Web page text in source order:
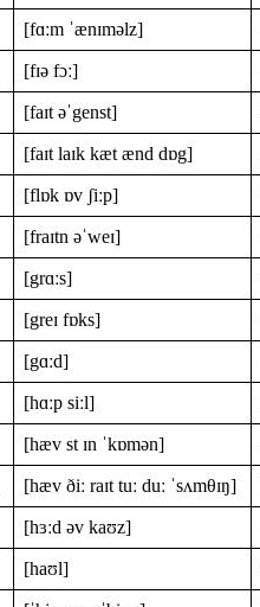
[fɑːm ˈænɪməlz]
[fɪə fɔː]
[faɪt əˈgenst]
[faɪt laɪk kæt ænd dɒg]
[flɒk ɒv ʃiːp]
[fraɪtn əˈweɪ]
[grɑːs]
[greɪ fɒks]
[gɑːd]
[hɑːp siːl]
[hæv st ɪn ˈkɒmən]
[hæv ðiː raɪt tuː duː ˈsʌmθɪŋ]
[hɜːd əv kaʊz]
[haʊl]